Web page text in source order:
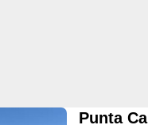
Punta